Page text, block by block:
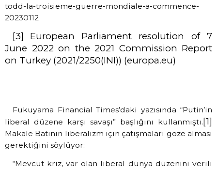
todd-la-troisieme-guerre-mondiale-a-commence-
20230112
[3]
European Parliament resolution of 7
June 2022 on the 2021 Commission Report
on Turkey (2021/2250(INI)) (europa.eu)
Fukuyama Financial Times’daki yazısında “Putin’in
liberal düzene karşı savaşı” başlığını kullanmıştı.[1]
Makale Batının liberalizm için çatışmaları göze alması
gerektiğini söylüyor:
“Mevcut kriz, var olan liberal dünya düzenini verili